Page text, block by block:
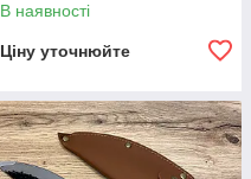
В наявності
Ціну уточнюйте